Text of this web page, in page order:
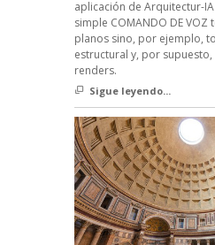
aplicación de Arquitectur-
simple COMANDO DE
planos sino, por ejemplo,
estructural y, por
renders.
Sigue leyendo...